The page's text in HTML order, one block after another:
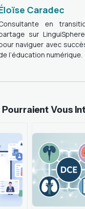
Caradec
en
sur
naviguer avec
l’éducation numérique.
Vous